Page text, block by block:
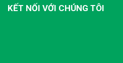
KẾT NỐI VỚI CHÚNG TÔI